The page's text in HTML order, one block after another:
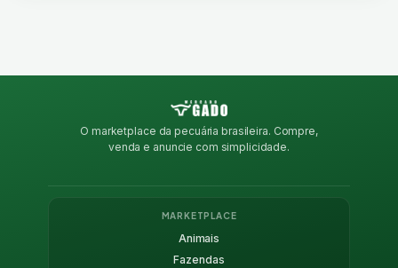
O marketplace da pecuária brasileira. Compre,
venda e anuncie com simplicidade.
MARKETPLACE
Animais
Fazendas